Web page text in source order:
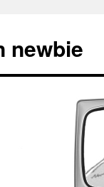
newbie